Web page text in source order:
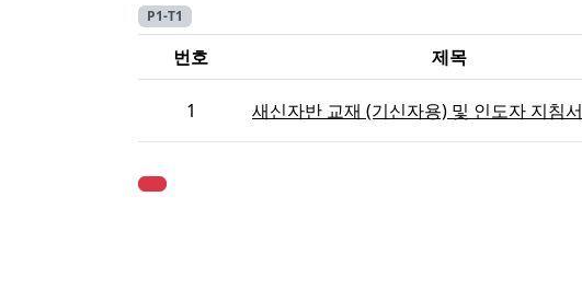
P1-T1
번호
제목
1 새신자반 교재 (기신자용) 및 인도자 지침서